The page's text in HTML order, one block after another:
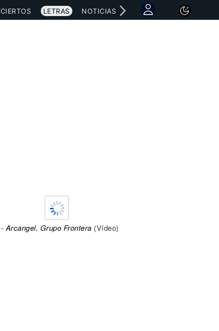
LETRAS NOTICIAS
- Arcangel, Grupo Frontera (Vídeo)